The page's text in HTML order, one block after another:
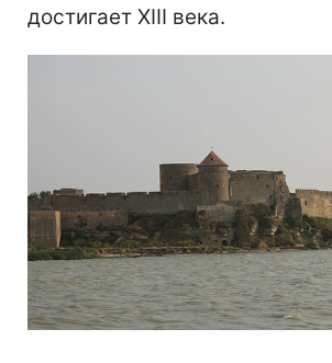
достигает XIII века.